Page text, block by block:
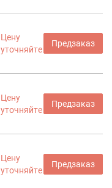
Цену
уточняйте
Предзаказ
Цену
уточняйте
Предзаказ
Цену
уточняйте
Предзаказ